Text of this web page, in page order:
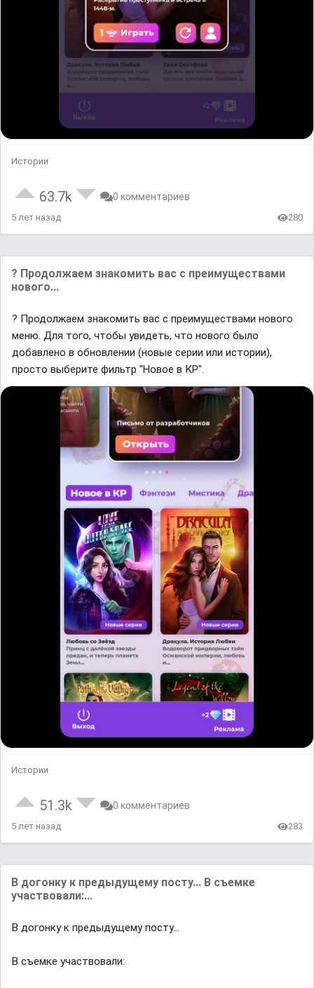
Истории
63.7k 0 комментариев
5 лет назад 280
? Продолжаем знакомить вас с преимуществами
нового...
? Продолжаем знакомить вас с преимуществами нового
меню. Для того, чтобы увидеть, что нового было
добавлено в обновлении (новые серии или истории),
просто выберите фильтр "Новое в КР".
Истории
51.3k 0 комментариев
5 лет назад 283
В догонку к предыдущему посту... В съемке
участвовали:...
В догонку к предыдущему посту...
В съемке участвовали: